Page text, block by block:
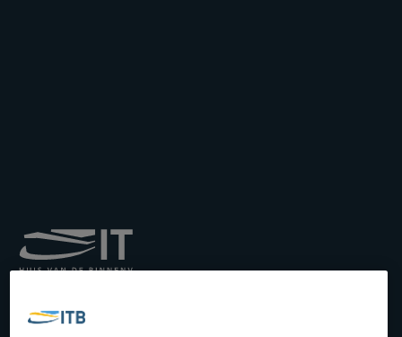
Transport par Batellerie